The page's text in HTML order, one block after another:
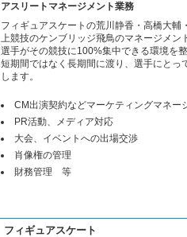
アスリートマネージメント業務
フィギュアスケートの荒川静香・高橋大
上競技のケンブリッジ飛鳥のマネージメン
選手がその競技に100%集中できる環境を
短期間ではなく長期間に渡り、選手にとっ
します。
CM出演契約などマーケティングマネー
PR活動、メディア対応
大会、イベントへの出場交渉
肖像権の管理
財務管理 等
フィギュアスケート